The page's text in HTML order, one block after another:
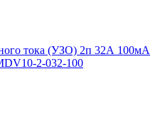
тока (УЗО) 2п 32А 100мА
2-032-100